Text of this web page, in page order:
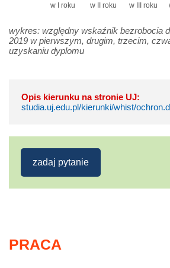
w I roku w II roku w III roku
wykres: względny wskaźnik bezrobocia
2019 w pierwszym, drugim, trzecim,
uzyskaniu dyplomu
Opis kierunku na stronie UJ:
studia.uj.edu.pl/kierunki/whist/
zadaj pytanie
PRACA